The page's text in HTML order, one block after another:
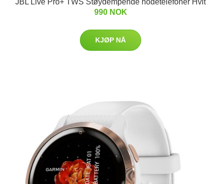
JBL Live Pro+ TWS Støydempende hodetelefoner Hvit
990 NOK
KJØP NÅ